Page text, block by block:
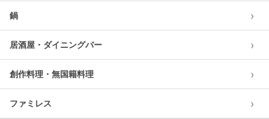
鍋 ›
居酒屋・ダイニングバー ›
創作料理・無国籍料理 ›
ファミレス ›